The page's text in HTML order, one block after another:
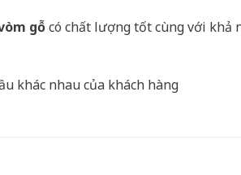
gỗcó chất lượng tốt cùng với khả
khác nhau của khách hàng